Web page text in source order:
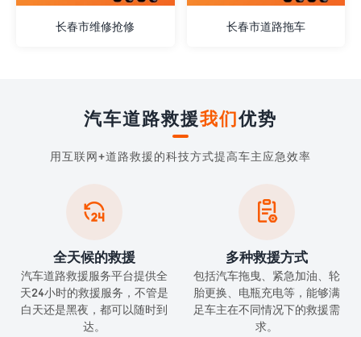
长春市维修抢修 长春市道路拖车
汽车道路救援我们优势
用互联网+道路救援的科技方式提高车主应急效率

全天候的救援
汽车道路救援服务平台提供全
天24小时的救援服务，不管是
白天还是黑夜，都可以随时到
达。

多种救援方式
包括汽车拖曳、紧急加油、轮
胎更换、电瓶充电等，能够满
足车主在不同情况下的救援需
求。